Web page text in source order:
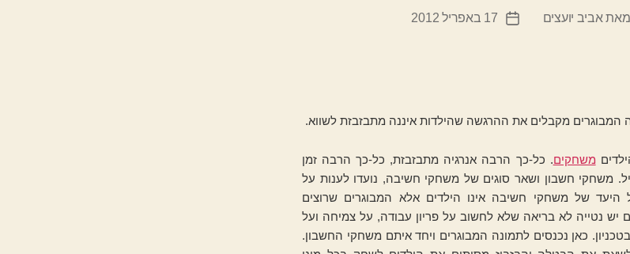
מאתאביב יועצים
תאריך
17 באפריל 2012
מקבלים את ההרגשה שהילדות איננה מתבזבזת לשווא.
משחקים. כל-כך הרבה אנרגיה מתבזבזת, כל-כך הרבה זמן
משחקי חשבון ושאר סוגים של משחקי חשיבה, נועדו לענות על
של משחקי חשיבה אינו הילדים אלא המבוגרים שרוצים
יש נטייה לא בריאה שלא לחשוב על פריון עבודה, על צמיחה ועל
כאן נכנסים לתמונה המבוגרים ויחד איתם משחקי החשבון.